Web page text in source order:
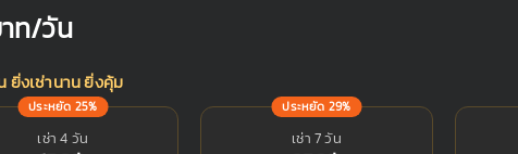
ท/วัน
ยิ่งเช่านาน ยิ่งคุ้ม
ประหยัด 25%
เช่า 4 วัน
ประหยัด 29%
เช่า 7 วัน